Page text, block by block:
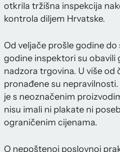
otkrila tržišna inspekcija
kontrola diljem Hrvatske.
Od veljače prošle godine
godine inspektori su obavili
nadzora trgovina. U više
pronađene su
je s neoznačenim
nisu imali ni plakate ni
ograničenim cijenama.
O nepoštenoj poslovnoj